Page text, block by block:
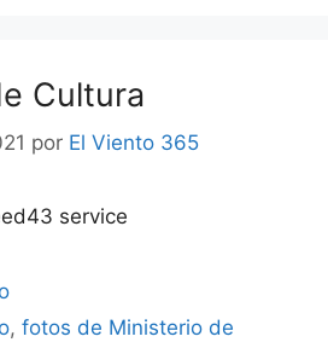
Cultura
por El Viento 365
service
,fotos de Ministerio de